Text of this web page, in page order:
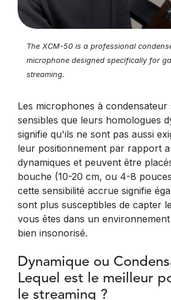
The XCM-50 is a professional
microphone designed specifically for
streaming.
Les microphones à condensateur
sensibles que leurs homologues
signifie qu'ils ne sont pas aussi
leur positionnement par rapport
dynamiques et peuvent être
bouche (10-20 cm, ou 4-8
cette sensibilité accrue signifie
sont plus susceptibles de capter
vous êtes dans un
bien insonorisé.
Dynamique ou
Lequel est le meilleur
le streaming ?